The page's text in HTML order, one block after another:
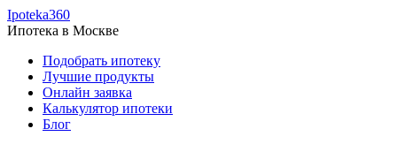
Ipoteka360
Ипотека в Москве
Подобрать ипотеку
Лучшие продукты
Онлайн заявка
Калькулятор ипотеки
Блог